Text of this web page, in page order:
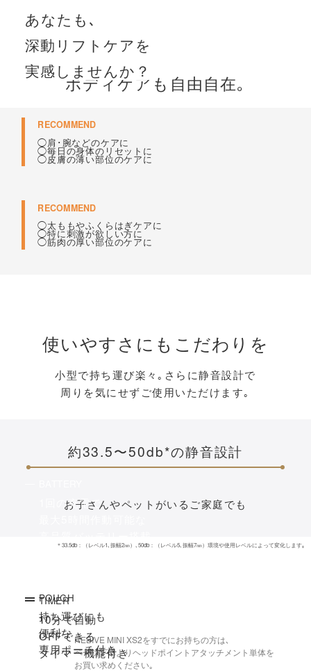
あなたも､
深動リフトケアを
実感しませんか？
ボディケアも自由自在｡
RECOMMEND
◯肩･腕などのケアに
◯毎日の身体のリセットに
◯皮膚の薄い部位のケアに
RECOMMEND
◯太ももやふくらはぎケアに
◯特に刺激が欲しい方に
◯筋肉の厚い部位のケアに
使いやすさにもこだわりを
小型で持ち運び楽々｡さらに静音設計で
周りを気にせずご使用いただけます｡
約33.5〜50db*の静音設計
お子さんやペットがいるご家庭でも
＊33.5db：（レベル1､振幅2㎜）､50db：（レベル5､振幅7㎜）環境や使用レベルによって変化します｡
1回の充電で
POUCH
持ち運びにも
便利な
専用ポーチ付き
TIMER
10分で自動
OFFできる
タイマー機能付き
REBIVE MINI XS2をすでにお持ちの方は､
ページ下部よりヘッドポイントアタッチメント単体を
お買い求めください｡